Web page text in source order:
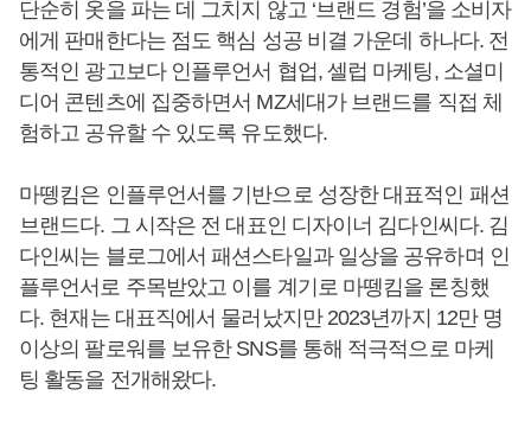
단순히 옷을 파는 데 그치지 않고 ‘브랜드 경험’을 소비자
에게 판매한다는 점도 핵심 성공 비결 가운데 하나다. 전
통적인 광고보다 인플루언서 협업, 셀럽 마케팅, 소셜미
디어 콘텐츠에 집중하면서 MZ세대가 브랜드를 직접 체
험하고 공유할 수 있도록 유도했다.
마뗑킴은 인플루언서를 기반으로 성장한 대표적인 패션
브랜드다. 그 시작은 전 대표인 디자이너 김다인씨다. 김
다인씨는 블로그에서 패션스타일과 일상을 공유하며 인
플루언서로 주목받았고 이를 계기로 마뗑킴을 론칭했
다. 현재는 대표직에서 물러났지만 2023년까지 12만 명
이상의 팔로워를 보유한 SNS를 통해 적극적으로 마케
팅 활동을 전개해왔다.